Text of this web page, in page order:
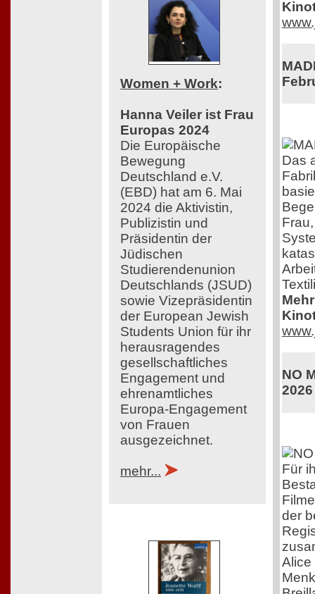
Women + Work:
Hanna Veiler ist Frau
Europas 2024
Die Europäische
Bewegung
Deutschland e.V.
(EBD) hat am 6. Mai
2024 die Aktivistin,
Publizistin und
Präsidentin der
Jüdischen
Studierendenunion
Deutschlands (JSUD)
sowie Vizepräsidentin
der European Jewish
Students Union für ihr
herausragendes
gesellschaftliches
Engagement und
ehrenamtliches
Europa-Engagement
von Frauen
ausgezeichnet.
mehr...
Das
NO
2026
Für
der
Alice